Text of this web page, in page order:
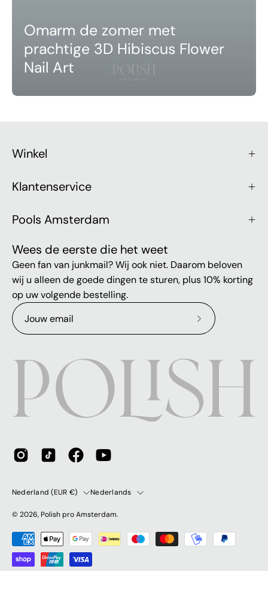
Omarm de zomer met
prachtige 3D Hibiscus Flower
Nail Art
Winkel
Klantenservice
Pools Amsterdam
Wees de eerste die het weet
Geen fan van junkmail? Wij ook niet. Daarom beloven
wij u alleen de goede dingen te sturen, plus 10% korting
op uw volgende bestelling.
Abonneer
Land
Nederland (EUR €) Taal
Nederlands
© 2026, Polish pro Amsterdam.